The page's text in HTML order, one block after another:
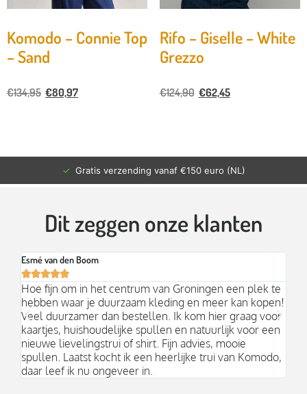
Komodo – Connie Top
– Sand
€134,95 €80,97
Rifo – Giselle – White
Grezzo
€124,90 €62,45
✓ Gratis verzending vanaf €150 euro (NL)
Dit zeggen onze klanten
Esmé van den Boom

Hoe fijn om in het centrum van Groningen een plek te
hebben waar je duurzaam kleding en meer kan kopen!
Veel duurzamer dan bestellen. Ik kom hier graag voor
kaartjes, huishoudelijke spullen en natuurlijk voor een
nieuwe lievelingstrui of shirt. Fijn advies, mooie
spullen. Laatst kocht ik een heerlijke trui van Komodo,
daar leef ik nu ongeveer in.